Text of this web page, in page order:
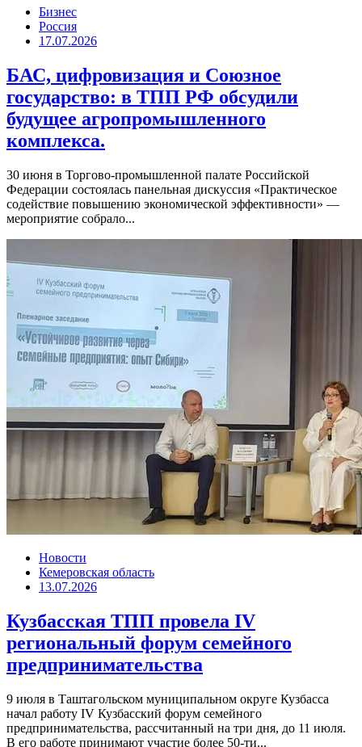
Бизнес
Россия
17.07.2026
БАС, цифровизация и Союзное
государство: в ТПП РФ обсудили
будущее агропромышленного
комплекса.
30 июня в Торгово-промышленной палате Российской
Федерации состоялась панельная дискуссия «Практическое
содействие повышению экономической эффективности» —
мероприятие собрало...
Новости
Кемеровская область
13.07.2026
Кузбасская ТПП провела IV
региональный форум семейного
предпринимательства
9 июля в Таштагольском муниципальном округе Кузбасса
начал работу IV Кузбасский форум семейного
предпринимательства, рассчитанный на три дня, до 11 июля.
В его работе принимают участие более 50-ти...